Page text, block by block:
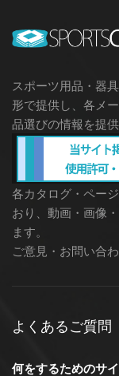
スポーツ用品・器
形で提供し、各メ
品選びの情報を提供
各カタログ・ペー
おり、動画・画像
ます。
ご意見・お問い合
よくあるご質問
何をするためのサ